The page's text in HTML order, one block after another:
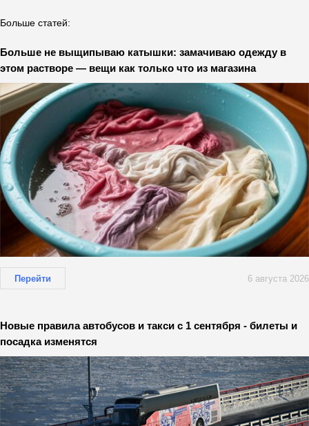
Больше статей:
Больше не выщипываю катышки: замачиваю одежду в
этом растворе — вещи как только что из магазина
Перейти 6 августа 2026
Новые правила автобусов и такси с 1 сентября - билеты и
посадка изменятся